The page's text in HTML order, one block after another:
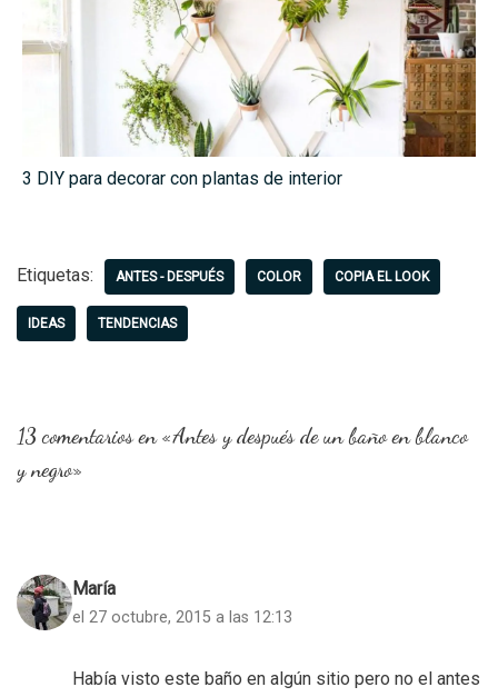
3 DIY para decorar con plantas de interior
Etiquetas: ANTES - DESPUÉS COLOR COPIA EL LOOK
IDEAS TENDENCIAS
13 comentarios en «Antes y después de un baño en blanco
y negro»
María
el 27 octubre, 2015 a las 12:13
Había visto este baño en algún sitio pero no el antes